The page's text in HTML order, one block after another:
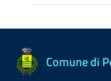
Comune di